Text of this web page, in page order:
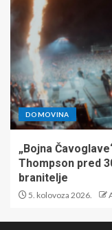
DOMOVINA
„Bojna
Thompson pred
branitelje
5. kolovoza 2026.